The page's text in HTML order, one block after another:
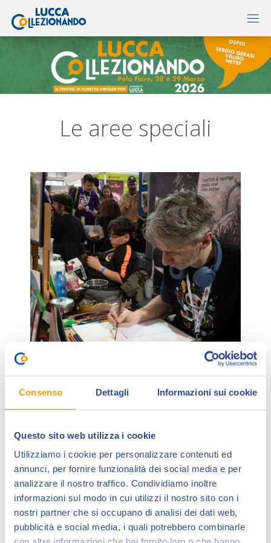
Consenso Dettagli Informazioni sui cookie
Questo sito web utilizza i cookie
Utilizziamo i cookie per personalizzare contenuti ed
annunci, per fornire funzionalità dei social media e per
analizzare il nostro traffico. Condividiamo inoltre
informazioni sul modo in cui utilizzi il nostro sito con i
nostri partner che si occupano di analisi dei dati web,
pubblicità e social media, i quali potrebbero combinarle
Le aree speciali
Lucca Collezionando è il momento migliore per
famiglia e gli amici, di tutte le età, per passare un
weekend in un contesto accogliente e rilassato. È il
luogo ideale per completare la propria collezione di
fumetti, figurine e collectibles, trovare le ultime
novità editorialie incontrare i propriartisti e
artistepreferiti, tragrandi autori e giovani talenti
con spazi dove esplorare tutte le sfumature della